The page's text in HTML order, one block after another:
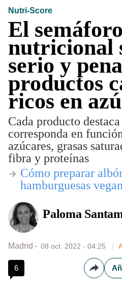
Nutri-Score
El semáforo
nutricional
serio y
productos
ricos en
Cada producto
corresponda en
azúcares, grasas
fibra y proteínas
Cómo preparar
hamburguesas
Paloma
Madrid 08 oct. 2022 - 04:25
6